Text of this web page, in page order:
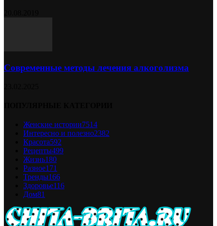
Современные методы лечения алкоголизма
Женские истории7514
Интересно и полезно2382
Красота592
Рецепты499
Жизнь180
Разное171
Тренды166
Здоровье116
Дом81